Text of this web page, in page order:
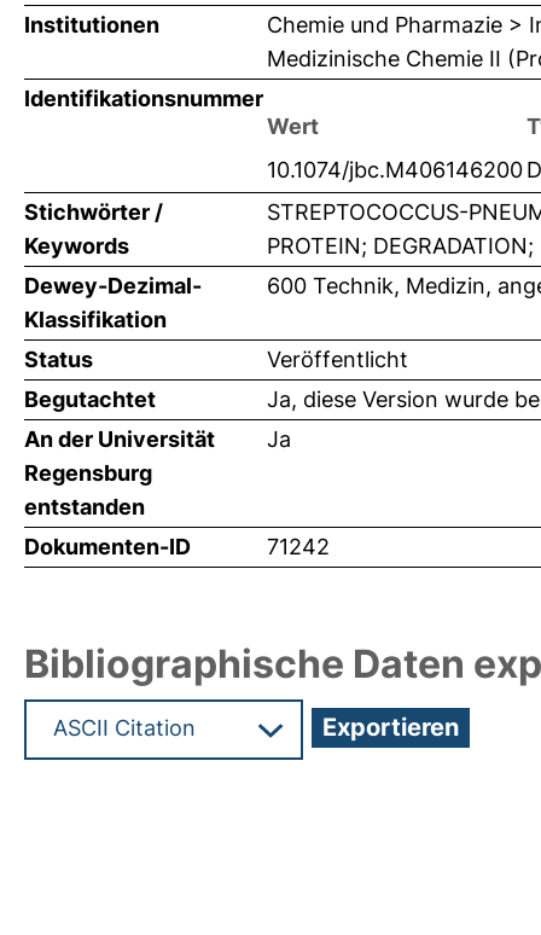
Institutionen
Chemie und Pharmazie >
Medizinische Chemie II
Identifikationsnummer
Wert
10.1074/jbc.M406146200
Stichwörter /
Keywords
STREPTOCOCCUS-
PROTEIN;
Dewey-Dezimal-
Klassifikation
600 Technik, Medizin,
Status
Veröffentlicht
Begutachtet
Ja, diese Version wurde
An der Universität
Regensburg
entstanden
Ja
Dokumenten-ID 71242
Bibliographische Daten